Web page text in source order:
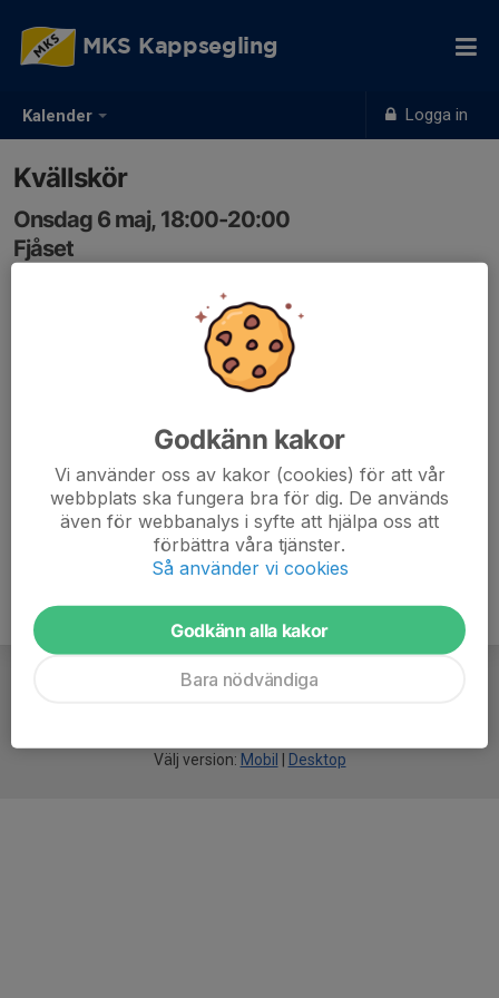
Kalender Logga in
MKS Kappsegling
Kvällskör
Onsdag 6 maj, 18:00-20:00
Fjåset
Välj version: Mobil Desktop
Godkänn kakor
Vi använder oss av kakor (cookies) för att vår
webbplats ska fungera bra för dig. De används
även för webbanalys i syfte att hjälpa oss att
förbättra våra tjänster.
Så använder vi cookies
Godkänn alla kakor
Bara nödvändiga